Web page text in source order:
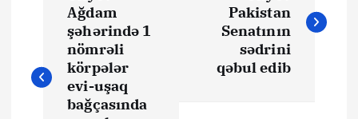
ı
Ağdam
şəhərində 1
nömrəli
körpələr
evi-uşaq
bağçasında
Pakistan
Senatının
sədrini
qəbul edib